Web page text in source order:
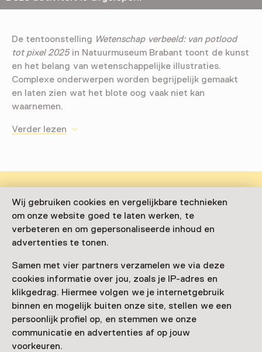
Wij gebruiken cookies en vergelijkbare technieken
om onze website goed te laten werken, te
verbeteren en om gepersonaliseerde inhoud en
advertenties te tonen.
Samen met vier partners verzamelen we via deze
cookies informatie over jou, zoals je IP-adres en
klikgedrag. Hiermee volgen we je internetgebruik
binnen en mogelijk buiten onze site, stellen we een
persoonlijk profiel op, en stemmen we onze
communicatie en advertenties af op jouw
voorkeuren.
De tentoonstelling Wetenschap verbeeld: van potlood
tot pixel 2025in Natuurmuseum Brabant toont de kunst
en het belang van wetenschappelijke illustraties.
Complexe onderwerpen worden begrijpelijk gemaakt
en laten zien wat het blote oog vaak niet kan
waarnemen.
Verder lezen
Deze activiteit is afgelopen. Je kunt hier niet
meer aan deelnemen.
Bekijk alle actuele activiteiten op
Datum
6 juni 2025 t/m 26 oktober 2025
Toon beschikbaarheid
Locatie